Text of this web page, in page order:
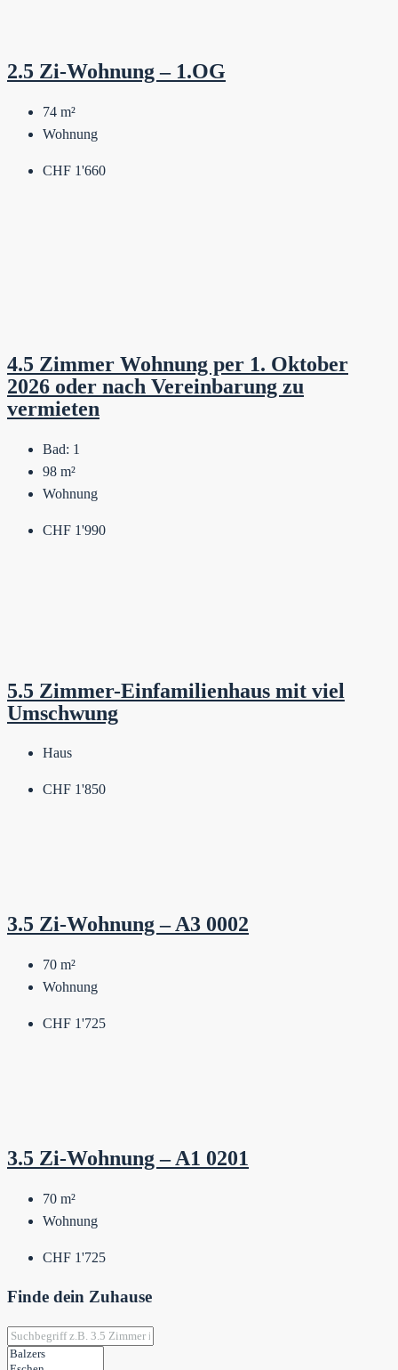
2.5 Zi-Wohnung – 1.OG
74 m²
Wohnung
CHF 1'660
4.5 Zimmer Wohnung per 1. Oktober
2026 oder nach Vereinbarung zu
vermieten
Bad: 1
98 m²
Wohnung
CHF 1'990
5.5 Zimmer-Einfamilienhaus mit viel
Umschwung
Haus
CHF 1'850
3.5 Zi-Wohnung – A3 0002
70 m²
Wohnung
CHF 1'725
3.5 Zi-Wohnung – A1 0201
70 m²
Wohnung
CHF 1'725
Finde dein Zuhause